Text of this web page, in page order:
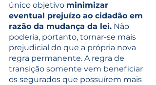
único objetivo minimizar
eventual prejuízo ao cidadão em
razão da mudança da lei. Não
poderia, portanto, tornar-se mais
prejudicial do que a própria nova
regra permanente. A regra de
transição somente vem beneficiar
os segurados que possuírem mais